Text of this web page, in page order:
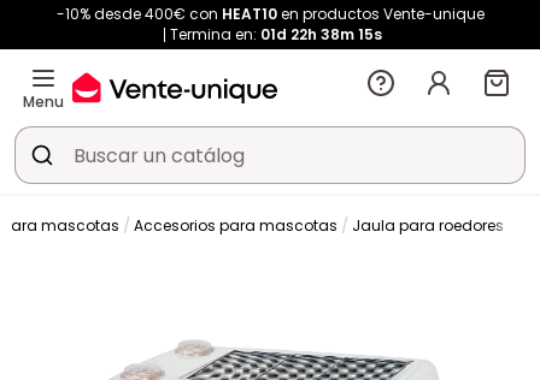
-10% desde 400€ con HEAT10en productos Vente-unique
Termina en: 01d 22h 38m 14s
Menu
mascotas Accesorios para mascotas Jaula para roedores